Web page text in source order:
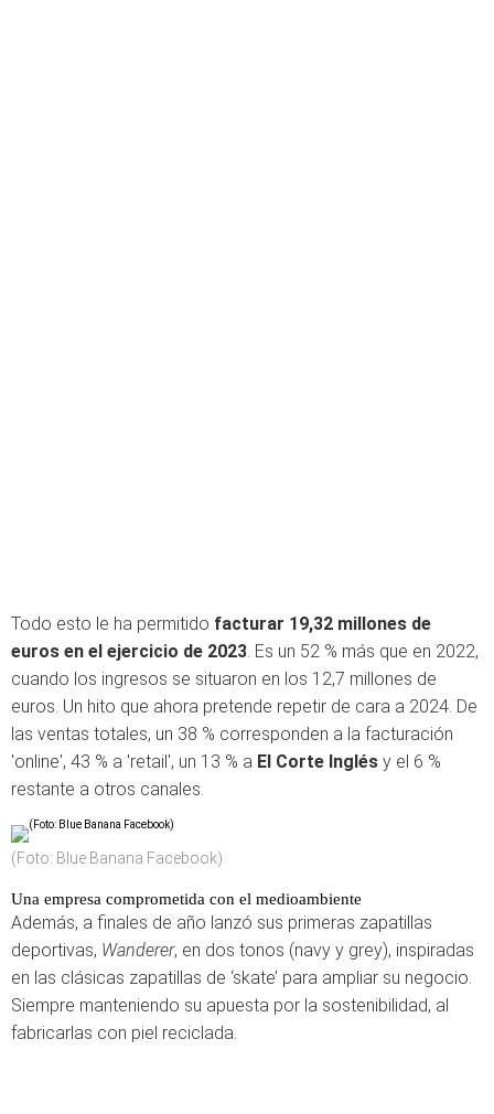
Todo esto le ha permitido facturar 19,32 millones de
euros en el ejercicio de 2023. Es un 52 % más que en 2022,
cuando los ingresos se situaron en los 12,7 millones de
euros. Un hito que ahora pretende repetir de cara a 2024. De
las ventas totales, un 38 % corresponden a la facturación
'online', 43 % a 'retail', un 13 % a El Corte Inglés y el 6 %
restante a otros canales.
(Foto: Blue Banana Facebook)
Una empresa comprometida con el medioambiente
Además, a finales de año lanzó sus primeras zapatillas
deportivas, Wanderer, en dos tonos (navy y grey), inspiradas
en las clásicas zapatillas de ‘skate’ para ampliar su negocio.
Siempre manteniendo su apuesta por la sostenibilidad, al
fabricarlas con piel reciclada.